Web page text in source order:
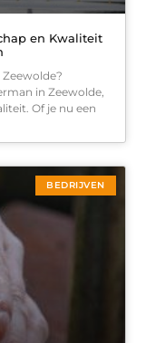
en Kwaliteit
in Zeewolde,
Of je nu een
BEDRIJVEN